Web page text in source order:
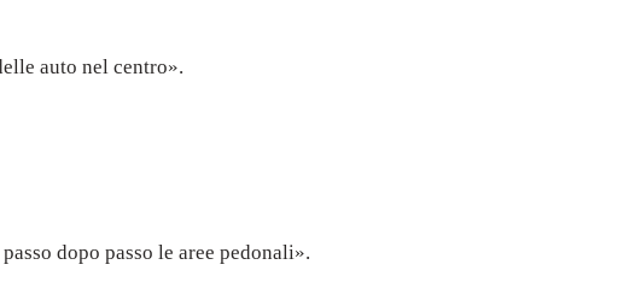
auto nel centro».
dopo passo le aree pedonali».